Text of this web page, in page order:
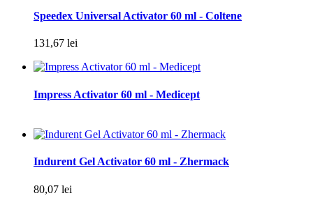
Speedex Universal Activator 60 ml - Coltene
131,67 lei
Impress Activator 60 ml - Medicept
Indurent Gel Activator 60 ml - Zhermack
80,07 lei